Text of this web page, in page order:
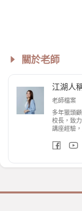
關於老師
江湖人
老師檔案
多年獵頭
校長，致
講座經驗